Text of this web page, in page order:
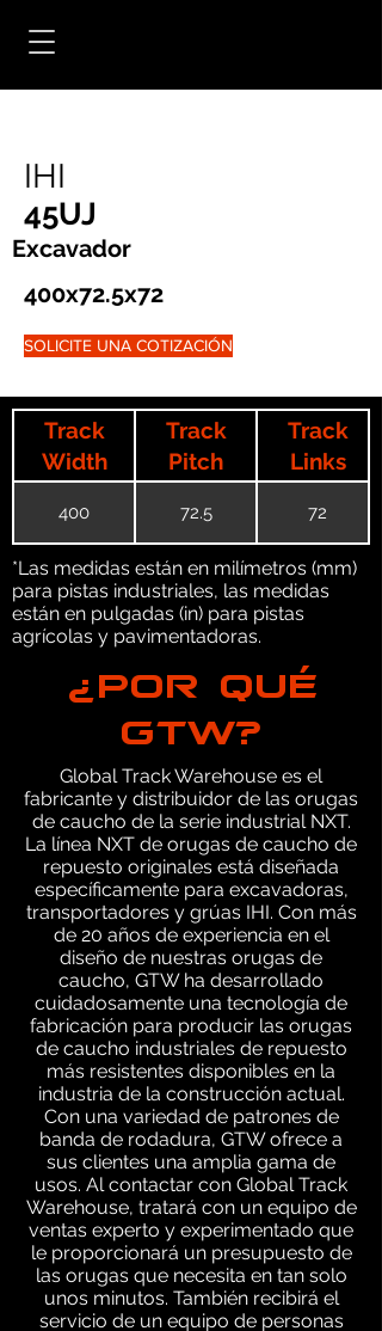
IHI
45UJ
Excavador
400x72.5x72
SOLICITE UNA COTIZACIÓN
Track
Width
Track
Pitch
Track
Links
400 72.5 72
*Las medidas están en milímetros (mm)
para pistas industriales, las medidas
están en pulgadas (in) para pistas
agrícolas y pavimentadoras.
¿POR QUÉ
GTW?
Global Track Warehouse es el
fabricante y distribuidor de las orugas
de caucho de la serie industrial NXT.
La línea NXT de orugas de caucho de
repuesto originales está diseñada
específicamente para excavadoras,
transportadores y grúas IHI. Con más
de 20 años de experiencia en el
diseño de nuestras orugas de
caucho, GTW ha desarrollado
cuidadosamente una tecnología de
fabricación para producir las orugas
de caucho industriales de repuesto
más resistentes disponibles en la
industria de la construcción actual.
Con una variedad de patrones de
banda de rodadura, GTW ofrece a
sus clientes una amplia gama de
usos. Al contactar con Global Track
Warehouse, tratará con un equipo de
ventas experto y experimentado que
le proporcionará un presupuesto de
las orugas que necesita en tan solo
unos minutos. También recibirá el
servicio de un equipo de personas